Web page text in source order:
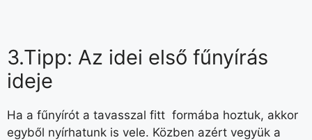
3.Tipp: Az idei első fűnyírás
ideje
Ha a fűnyírót a tavasszal fitt formába hoztuk, akkor
egyből nyírhatunk is vele. Közben azért vegyük a